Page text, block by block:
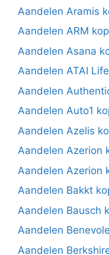
Aandelen Aramis
Aandelen ARM
Aandelen Asana
Aandelen ATAI
Aandelen
Aandelen Auto1
Aandelen Azelis
Aandelen Azerion
Aandelen Azerion
Aandelen Bakkt
Aandelen Bausch
Aandelen
Aandelen